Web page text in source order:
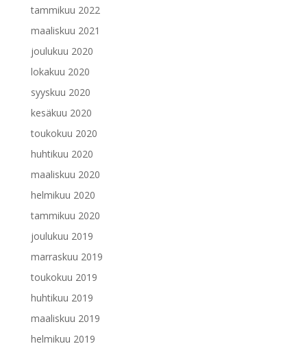
tammikuu 2022
maaliskuu 2021
joulukuu 2020
lokakuu 2020
syyskuu 2020
kesäkuu 2020
toukokuu 2020
huhtikuu 2020
maaliskuu 2020
helmikuu 2020
tammikuu 2020
joulukuu 2019
marraskuu 2019
toukokuu 2019
huhtikuu 2019
maaliskuu 2019
helmikuu 2019